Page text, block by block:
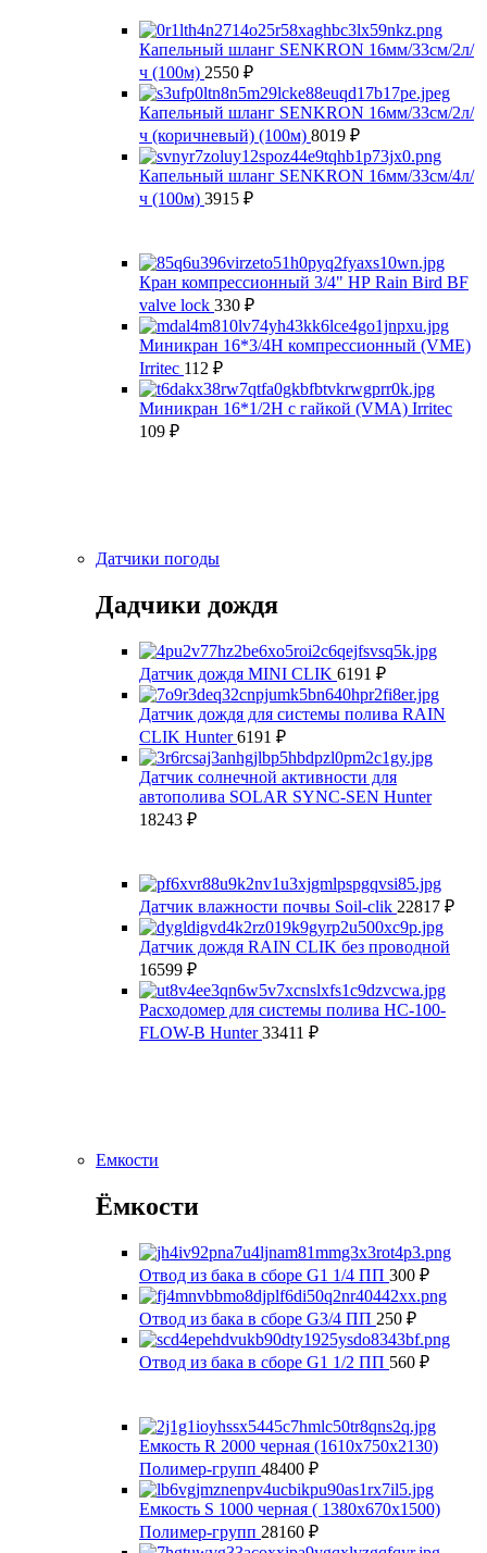
Капельный шланг SENKRON 16мм/33см/2л/
ч (100м) 2550 ₽
Капельный шланг SENKRON 16мм/33см/2л/
ч (коричневый) (100м) 8019 ₽
Капельный шланг SENKRON 16мм/33см/4л/
ч (100м) 3915 ₽
Кран компрессионный 3/4" НР Rain Bird BF
valve lock 330 ₽
Миникран 16*3/4Н компрессионный (VMЕ)
Irritec 112 ₽
Миникран 16*1/2Н с гайкой (VMA) Irritec
109 ₽
Датчики погоды
Дадчики дождя
Датчик дождя MINI CLIK 6191 ₽
Датчик дождя для системы полива RAIN
CLIK Hunter6191 ₽
Датчик солнечной активности для
автополива SOLAR SYNC-SEN Hunter
18243 ₽
Датчик влажности почвы Soil-clik 22817 ₽
Датчик дождя RAIN CLIK без проводной
16599 ₽
Расходомер для системы полива HC-100-
FLOW-B Hunter33411 ₽
Емкости
Ёмкости
Отвод из бака в сборе G1 1/4 ПП 300 ₽
Отвод из бака в сборе G3/4 ПП 250 ₽
Отвод из бака в сборе G1 1/2 ПП 560 ₽
Емкость R 2000 черная (1610x750x2130)
Полимер-групп 48400 ₽
Емкость S 1000 черная ( 1380x670x1500)
Полимер-групп 28160 ₽